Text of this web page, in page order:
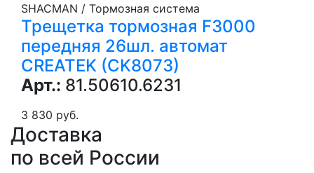
SHACMAN / Тормозная система
Трещетка тормозная F3000
передняя 26шл. автомат
CREATEK (CK8073)
Арт.: 81.50610.6231
3 830 руб.
Доставка
по всей России